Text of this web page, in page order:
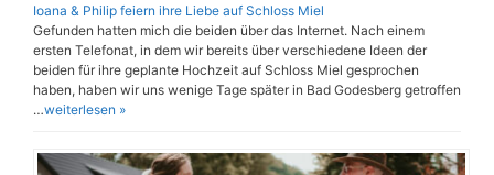
Ioana & Philip feiern ihre Liebe auf Schloss Miel
Gefunden hatten mich die beiden über das Internet. Nach einem
ersten Telefonat, in dem wir bereits über verschiedene Ideen der
beiden für ihre geplante Hochzeit auf Schloss Miel gesprochen
haben, haben wir uns wenige Tage später in Bad Godesberg getroffen
…weiterlesen »